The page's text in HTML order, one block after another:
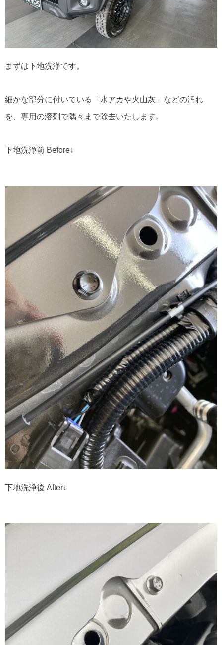
まずは下地洗浄です。
細かな部分に付いている「水アカや火山灰」などの汚れ
を、専用の溶剤で隅々まで除去いたします。
下地洗浄前 Before↓
下地洗浄後 After↓